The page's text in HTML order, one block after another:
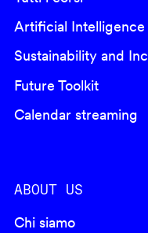
Artificial Intelligence
Sustainability and
Future Toolkit
Calendar streaming
ABOUT US
Chi siamo